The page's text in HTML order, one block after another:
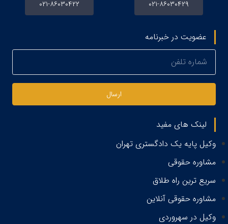
۰۲۱-۸۶۰۳۰۴۲۹ ۰۲۱-۸۶۰۳۰۴۲۲
عضویت در خبرنامه
ارسال
لینک های مفید
وکیل پایه یک دادگستری تهران
مشاوره حقوقی
سریع ترین راه طلاق
مشاوره حقوقی آنلاین
وکیل در سهروردی